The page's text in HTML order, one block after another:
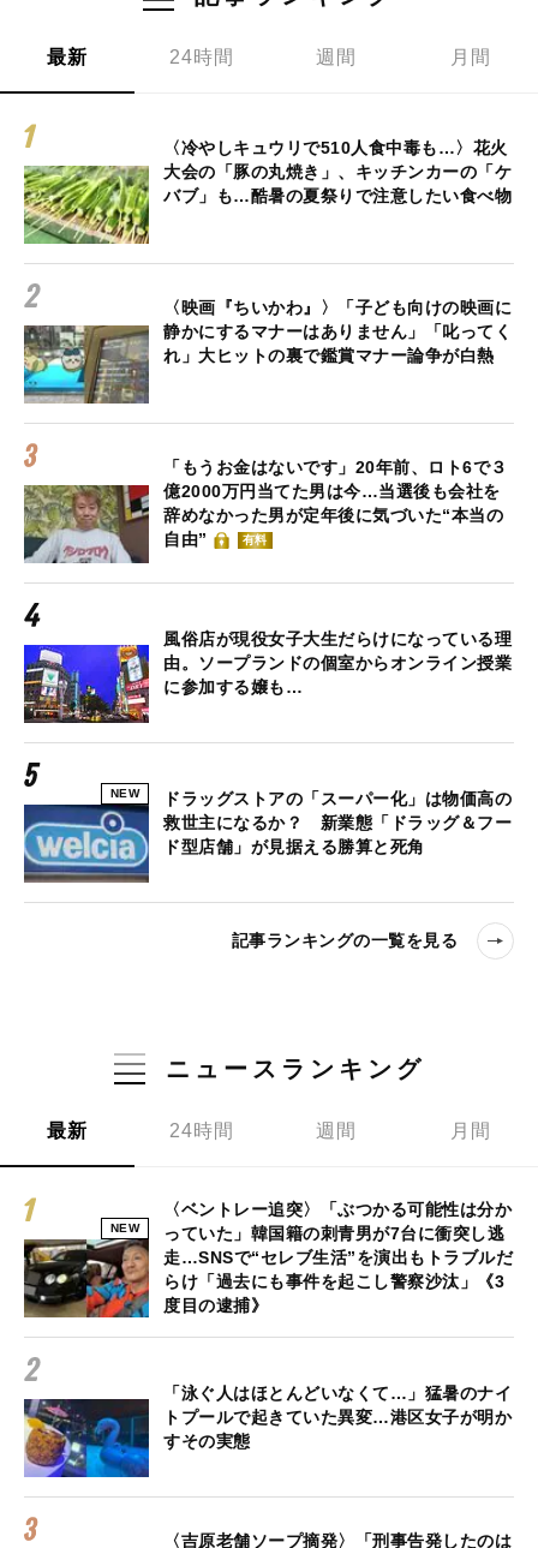
最新 24時間 週間 月間
〈冷やしキュウリで510人食中毒も…〉花火
大会の「豚の丸焼き」、キッチンカーの「ケ
バブ」も…酷暑の夏祭りで注意したい食べ物
〈映画『ちいかわ』〉「子ども向けの映画に
静かにするマナーはありません」「叱ってく
れ」大ヒットの裏で鑑賞マナー論争が白熱
「もうお金はないです」20年前、ロト6で３
億2000万円当てた男は今…当選後も会社を
辞めなかった男が定年後に気づいた“本当の
自由”
有料
風俗店が現役女子大生だらけになっている理
由。ソープランドの個室からオンライン授業
に参加する嬢も…
NEW
ドラッグストアの「スーパー化」は物価高の
救世主になるか？ 新業態「ドラッグ＆フー
ド型店舗」が見据える勝算と死角
記事ランキングの一覧を見る
ニュースランキング
最新 24時間 週間 月間
NEW
〈ベントレー追突〉「ぶつかる可能性は分か
っていた」韓国籍の刺青男が7台に衝突し逃
走…SNSで“セレブ生活”を演出もトラブルだ
らけ「過去にも事件を起こし警察沙汰」《3
度目の逮捕》
「泳ぐ人はほとんどいなくて…」猛暑のナイ
トプールで起きていた異変…港区女子が明か
すその実態
〈吉原老舗ソープ摘発〉「刑事告発したのは